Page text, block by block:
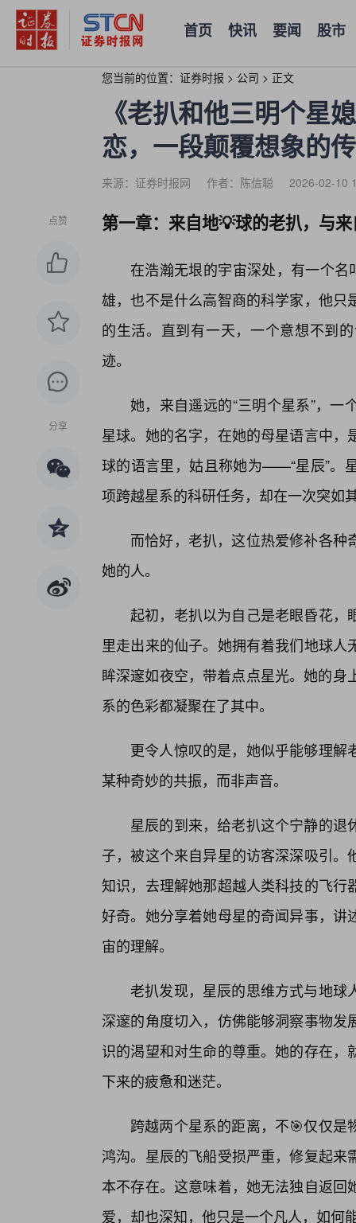
首页 快讯 要闻 股市
您当前的位置： 证券时报 > 公司 > 正文
《老扒和他三明个星
恋，一段颠覆想象的
来源：证券时报网 作者：陈信聪 2026-02-10
点赞
分享
第一章：来自地💡球的老扒，与
在浩瀚无垠的宇宙深处，有一个名
雄，也不是什么高智商的科学家，他
的生活。直到有一天，一个意想不到
迹。
她，来自遥远的“三明个星系”，
星球。她的名字，在她的母星语言中
球的语言里，姑且称她为——“星辰”。
项跨越星系的科研任务，却在一次突如
而恰好，老扒，这位热爱修补各
她的人。
起初，老扒以为自己是老眼昏花
里走出来的仙子。她拥有着我们地球
眸深邃如夜空，带着点点星光。她的
系的色彩都凝聚在了其中。
更令人惊叹的是，她似乎能够理
某种奇妙的共振，而非声音。
星辰的到来，给老扒这个宁静的
子，被这个来自异星的访客深深吸引
知识，去理解她那超越人类科技的飞
好奇。她分享着她母星的奇闻异事，
宙的理解。
老扒发现，星辰的思维方式与地
深邃的角度切入，仿佛能够洞察事物
识的渴望和对生命的尊重。她的存在
下来的疲惫和迷茫。
跨越两个星系的距离，不🎯仅仅
鸿沟。星辰的飞船受损严重，修复起
本不存在。这意味着，她无法独自返
爱，却也深知，他只是一个凡人，如何